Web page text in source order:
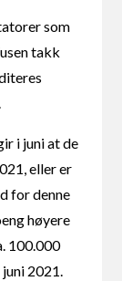
som
takk
i juni at de
eller er
for denne
høyere
100.000
2021.